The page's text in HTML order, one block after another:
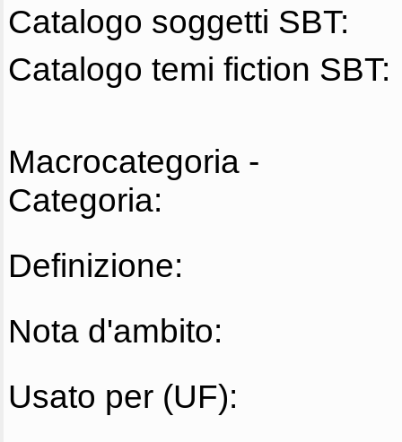
Catalogo soggetti SBT:
Catalogo temi fiction SBT:
Macrocategoria -
Categoria:
Definizione:
Nota d'ambito:
Usato per (UF):